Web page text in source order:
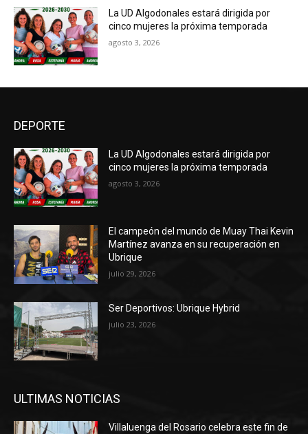
La UD Algodonales estará dirigida por
cinco mujeres la próxima temporada
agosto 3, 2026
DEPORTE
La UD Algodonales estará dirigida por
cinco mujeres la próxima temporada
agosto 3, 2026
El campeón del mundo de Muay Thai Kevin
Martínez avanza en su recuperación en
Ubrique
julio 29, 2026
Ser Deportivos: Ubrique Hybrid
julio 23, 2026
ULTIMAS NOTICIAS
Villaluenga del Rosario celebra este fin de